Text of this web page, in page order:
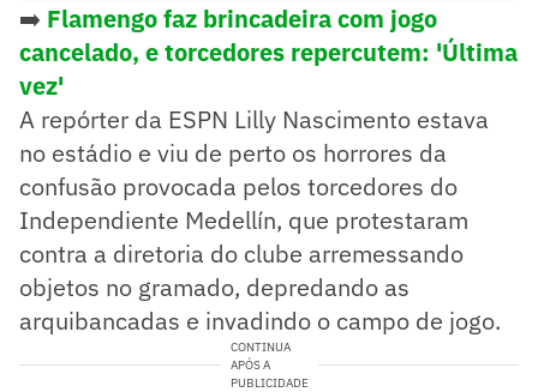
➡️ Flamengo faz brincadeira com jogo
cancelado, e torcedores repercutem: 'Última
vez'
A repórter da ESPN Lilly Nascimento estava
no estádio e viu de perto os horrores da
confusão provocada pelos torcedores do
Independiente Medellín, que protestaram
contra a diretoria do clube arremessando
objetos no gramado, depredando as
arquibancadas e invadindo o campo de jogo.
CONTINUA
APÓS A
PUBLICIDADE